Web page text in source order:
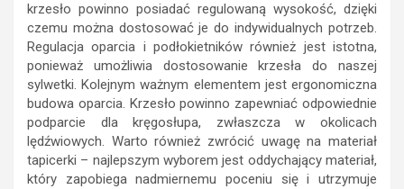
krzesło powinno posiadać regulowaną wysokość, dzięki
czemu można dostosować je do indywidualnych potrzeb.
Regulacja oparcia i podłokietników również jest istotna,
ponieważ umożliwia dostosowanie krzesła do naszej
sylwetki. Kolejnym ważnym elementem jest ergonomiczna
budowa oparcia. Krzesło powinno zapewniać odpowiednie
podparcie dla kręgosłupa, zwłaszcza w okolicach
lędźwiowych. Warto również zwrócić uwagę na materiał
tapicerki – najlepszym wyborem jest oddychający materiał,
który zapobiega nadmiernemu poceniu się i utrzymuje